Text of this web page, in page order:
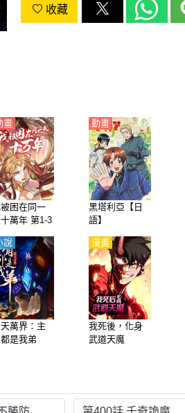
收藏
困在同一
萬年 第1-3
畫
黑塔利亞【日
語】
動畫
萬界：主
是我弟
說
我死後，化身
武道天魔
漫畫